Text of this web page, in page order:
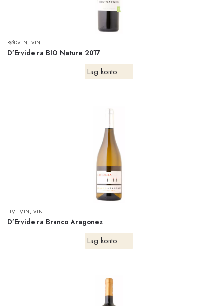
RØDVIN, VIN
D’Ervideira BIO Nature 2017
Lag konto
HVITVIN ,VIN
D’Ervideira Branco Aragonez
Lag konto